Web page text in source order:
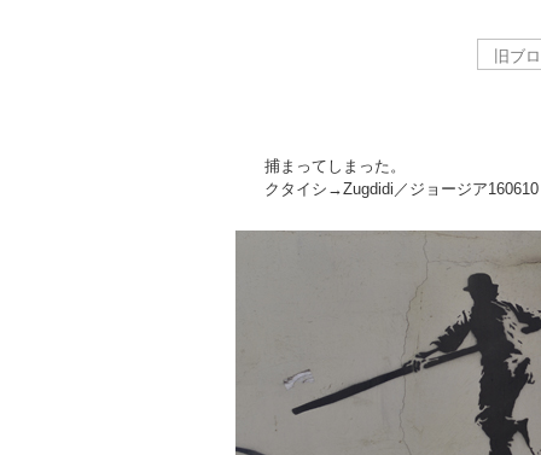
捕まってしまった。
クタイシ→Zugdidi／ジョージア160610